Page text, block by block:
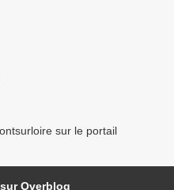
sur le portail
Overblog